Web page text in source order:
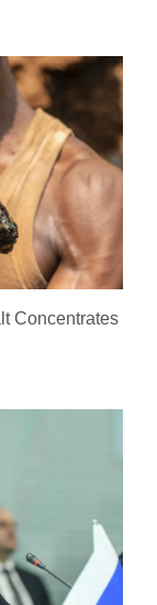
Concentrates